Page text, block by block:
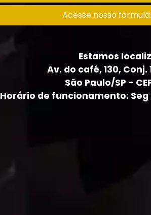
Acesse nosso
Estamos
Av. do café, 130, Conj.
São Paulo/SP -
Horário de funcionamento: Seg